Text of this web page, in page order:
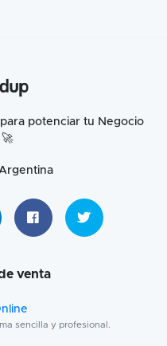
potenciar tu Negocio
venta
sencilla y profesional.